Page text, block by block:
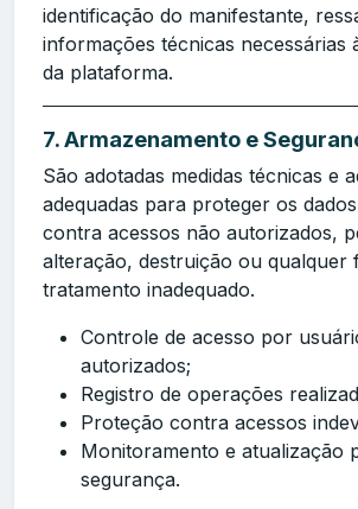
identificação do manifestante,
informações técnicas necessárias
da plataforma.
7. Armazenamento e
São adotadas medidas técnicas e
adequadas para proteger os
contra acessos não autorizados,
alteração, destruição ou qualquer
tratamento inadequado.
Controle de acesso por
autorizados;
Registro de operações
Proteção contra acessos
Monitoramento e atualização
segurança.